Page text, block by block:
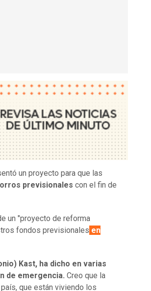
un proyecto para que las
previsionales con el fin de
un "proyecto de reforma
fondos previsionales en
Kast, ha dicho en varias
de emergencia. Creo que la
que están viviendo los